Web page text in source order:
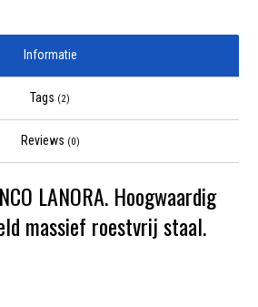
Informatie
Tags (2)
Reviews (0)
LANORA. Hoogwaardig
massief roestvrij staal.